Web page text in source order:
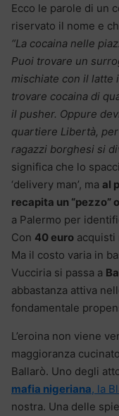
Ecco le parole di un
riservato il nome e
“La cocaina nelle
Puoi trovare un
mischiate con il latte
trovare cocaina di
il pusher. Oppure
quartiere Libertà,
ragazzi borghesi si
significa che lo
‘delivery man’, ma al
recapita un “pezzo”
a Palermo per
Con 40 euro acquisti
Ma il costo varia in
Vucciria si passa a
abbastanza attiva
fondamentale
L’eroina non viene
maggioranza
Ballarò. Uno degli
mafia nigeriana, la
nostra. Una delle